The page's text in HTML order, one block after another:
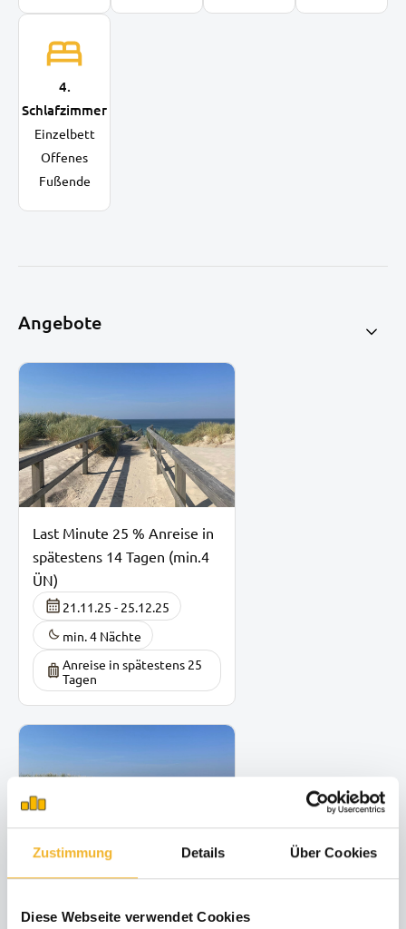
Zustimmung Details Über Cookies
Diese Webseite verwendet Cookies
4.
Schlafzimmer
Einzelbett
Offenes
Fußende
Angebote
Last Minute 25 % Anreise in
spätestens 14 Tagen (min.4
ÜN)
21.11.25 - 25.12.25
min. 4 Nächte
Anreise in spätestens 25
Tagen
28.06.26 - 12.09.26